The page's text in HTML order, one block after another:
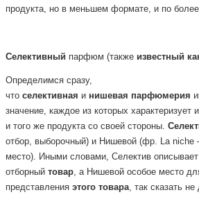
продукта, но в меньшем формате, и по
Селективный парфюм (также известный
Определимся сразу,
что селективная и нишевая парфюмерия
значение, каждое из которых характеризует
и того же продукта со своей стороны.
отбор, выборочный) и Нишевой (фр. La niche
место). Иными словами, Селектив
отборный товар, а Нишевой особое место
представления этого товара, так сказать